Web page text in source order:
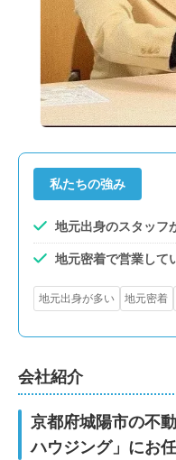
私たちの強み
地元出身のスタッフ
地元密着で営業して
地元出身が多い 地元密着
会社紹介
京都府城陽市の不
ハウジング」にお